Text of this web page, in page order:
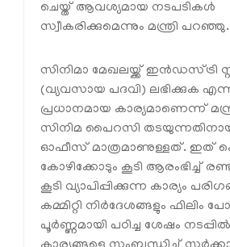
ചെയ്ത് ആവശ്യമായ നടപടികൾ
സ്വീകരിക്കുമെന്നും മന്ത്രി പറഞ്ഞു.
സിനിമാ മേഖലയ്ക്ക് ഇൻഡസ്ട്രി
(വ്യവസായ പദവി) ലഭിക്കുക
പ്രധാനമായ കാര്യമാണെന്ന്
സിനിമ പൈറസി
ഓഫീസ് മാത്രമാണുള്ളത്. ഇത്
കോഴിക്കോടും കൂടി ആരംഭിച്ച്
കൂടി വ്യാപിപ്പിക്കുന്ന കാര്യം
കമ്മിറ്റി നിർദേശങ്ങളും ഫിലിം
പൂർണ്ണമായി പഠിച്ച ശേഷം